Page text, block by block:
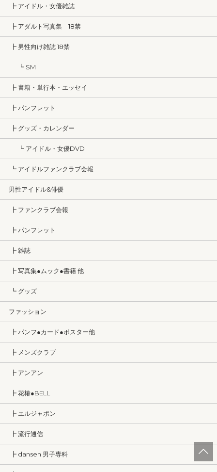
┣ アイドル・女優雑誌
┣ アダルト写真集 18禁
┣ 男性向け雑誌 18禁
┗ SM
┣ 書籍・単行本・エッセイ
┣ パンフレット
┣ グッズ・カレンダー
┗ アイドル・女優DVD
┗ アイドルファンクラブ会報
男性アイドル&俳優
┣ ファンクラブ会報
┣ パンフレット
┣ 雑誌
┣ 写真集●ムック●書籍 他
┗ グッズ
ファッション
┣ パンフ●カード●ポスター他
┣ メンズクラブ
┣ アンアン
┣ 花椿●BELL
┣ エルジャポン
┣ 流行通信
┣ dansen 男子専科